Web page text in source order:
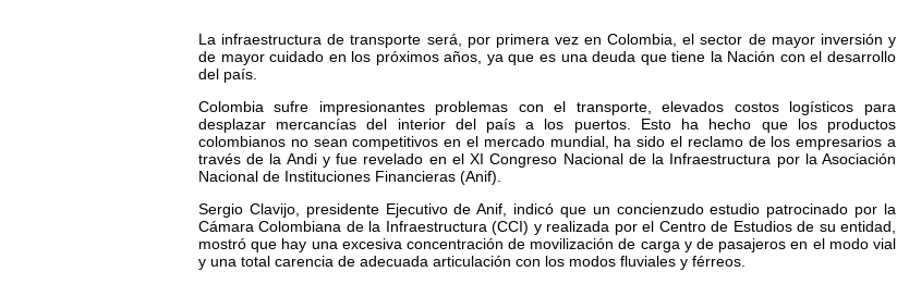
La infraestructura de transporte será, por primera vez en Colombia, el sector de mayor inversión y
de mayor cuidado en los próximos años, ya que es una deuda que tiene la Nación con el desarrollo
del país.
Colombia sufre impresionantes problemas con el transporte, elevados costos logísticos para
desplazar mercancías del interior del país a los puertos. Esto ha hecho que los productos
colombianos no sean competitivos en el mercado mundial, ha sido el reclamo de los empresarios a
través de la Andi y fue revelado en el XI Congreso Nacional de la Infraestructura por la Asociación
Nacional de Instituciones Financieras (Anif).
Sergio Clavijo, presidente Ejecutivo de Anif, indicó que un concienzudo estudio patrocinado por la
Cámara Colombiana de la Infraestructura (CCI) y realizada por el Centro de Estudios de su entidad,
mostró que hay una excesiva concentración de movilización de carga y de pasajeros en el modo vial
y una total carencia de adecuada articulación con los modos fluviales y férreos.